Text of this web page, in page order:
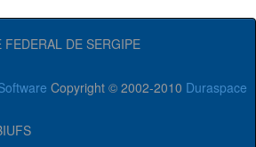
FEDERAL DE SERGIPE
Copyright © 2002-2010 Duraspace